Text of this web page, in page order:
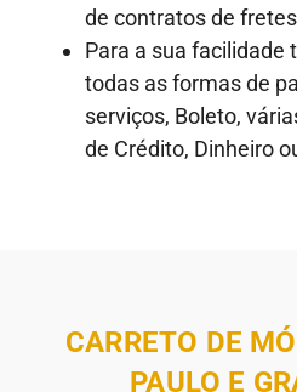
de contratos de
Para a sua facilidade
todas as formas de
serviços, Boleto,
de Crédito, Dinheiro
CARRETO DE
PAULO E